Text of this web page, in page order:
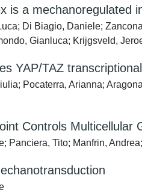
is a mechanoregulated
Di Biagio, Daniele;
Gianluca; Krijgsveld,
YAP/TAZ
Pocaterra, Arianna;
Controls Multicellular
Panciera, Tito; Manfrin,